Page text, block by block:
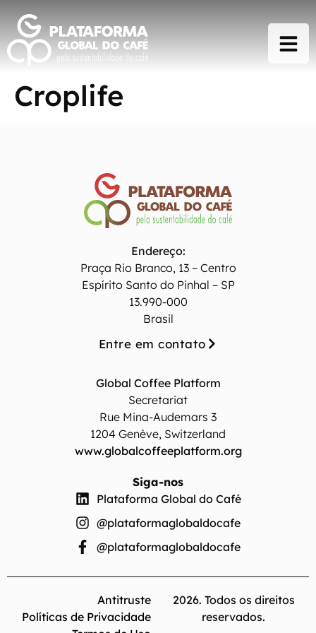
Croplife
Endereço:
Praça Rio Branco, 13 – Centro
Espírito Santo do Pinhal – SP
13.990-000
Brasil
Entre em contato
Global Coffee Platform
Secretariat
Rue Mina-Audemars 3
1204 Genève, Switzerland
www.globalcoffeeplatform.org
Siga-nos
Plataforma Global do Café
@plataformaglobaldocafe
@plataformaglobaldocafe
2026. Todos os direitos
reservados.
Antitruste
Políticas de Privacidade